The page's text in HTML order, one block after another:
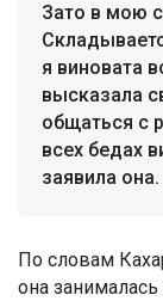
Зато в мою
я виновата
высказала
общаться с
всех бедах
заявила она.
По словам
она